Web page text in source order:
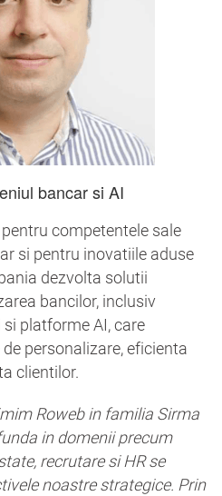
bancar si AI
competentele sale
si pentru inovatiile aduse
dezvolta solutii
bancilor, inclusiv
platforme AI, care
personalizare, eficienta
clientilor.
Roweb in familia Sirma
in domenii precum
recrutare si HR se
noastre strategice. Prin